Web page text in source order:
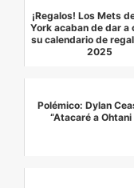
¡Regalos! Los Mets
York acaban de dar a
su calendario de
2025
Polémico: Dylan
“Atacaré a Ohtani